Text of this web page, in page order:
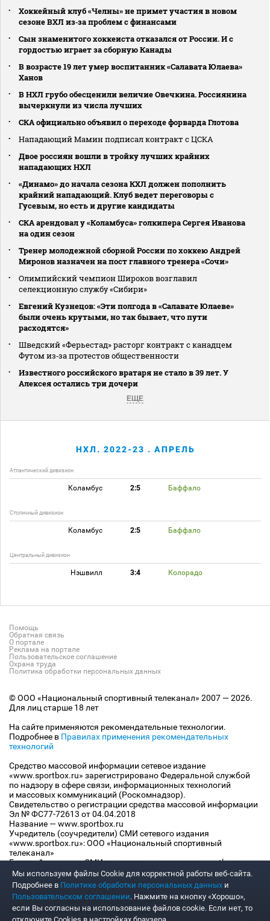
Хоккейный клуб «Челны» не примет участия в новом
сезоне ВХЛ из‑за проблем с финансами
Сын знаменитого хоккеиста отказался от России. И с
гордостью играет за сборную Канады
В возрасте 19 лет умер воспитанник «Салавата Юлаева»
Ханов
В НХЛ грубо обесценили величие Овечкина. Россиянина
вычеркнули из числа лучших
СКА официально объявил о переходе форварда Глотова
Нападающий Мамин подписал контракт с ЦСКА
Двое россиян вошли в тройку лучших крайних
нападающих НХЛ
«Динамо» до начала сезона КХЛ должен пополнить
крайний нападающий. Клуб ведет переговоры с
Гусевым, но есть и другие кандидаты
СКА арендовал у «Коламбуса» голкипера Сергея Иванова
на один сезон
Тренер молодежной сборной России по хоккею Андрей
Миронов назначен на пост главного тренера «Сочи»
Олимпийский чемпион Широков возглавил
селекционную службу «Сибири»
Евгений Кузнецов: «Эти полгода в «Салавате Юлаеве»
были очень крутыми, но так бывает, что пути
расходятся»
Шведский «Ферьестад» расторг контракт с канадцем
Футом из‑за протестов общественности
Известного российского вратаря не стало в 39 лет. У
Алексея остались три дочери
ЕЩЕ
НХЛ. 2022-23 . АПРЕЛЬ
Атлантический дивизион
Коламбус 2:5 Баффало
Столичный дивизион
Коламбус 2:5 Баффало
Центральный дивизион
Нэшвилл 3:4 Колорадо
Помощь
Обратная связь
О портале
Реклама на портале
Пользовательское соглашение
Охрана труда
Политика обработки персональных данных
© ООО «Национальный спортивный телеканал» 2007 — 2026.
Для лиц старше 18 лет
На сайте применяются рекомендательные технологии.
Подробнее в Правилах применения рекомендательных
технологий
Средство массовой информации сетевое издание
«www.sportbox.ru» зарегистрировано Федеральной службой
по надзору в сфере связи, информационных технологий
и массовых коммуникаций (Роскомнадзор).
Свидетельство о регистрации средства массовой информации
Эл № ФС77-72613 от 04.04.2018
Название — www.sportbox.ru
Учредитель (соучредители) СМИ сетевого издания
«www.sportbox.ru»: ООО «Национальный спортивный
телеканал»
Главный редактор СМИ сетевого издания «www.sportbox.ru»:
Конов В.А.
Номер телефона редакции СМИ сетевого издания
«www.sportbox.ru»: +7 (495) 653 8419
Адрес электронной почты редакции СМИ сетевого издания
«www.sportbox.ru»: editor@sportbox.ru
Мы используем файлы Сookie для корректной работы веб-сайта.
Подробнее в Политике обработки персональных данных и
Пользовательском соглашении. Нажмите на кнопку «Хорошо»,
если Вы согласны на использование файлов cookie. Если нет, то